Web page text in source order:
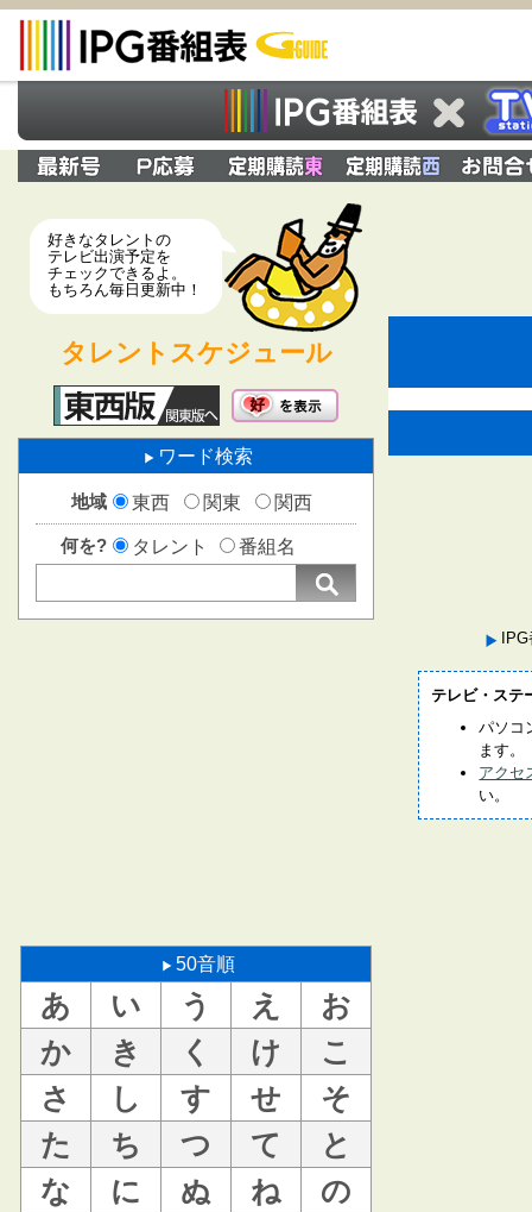
好きなタレントの
テレビ出演予定を
チェックできるよ。
もちろん毎日更新中！
タレントスケジュール
ワード検索
地域 東西 関東 関西
何を? タレント 番組名
50音順
あ い う え
お
か
き く け
こ
さ
し す せ
そ
た
ち つ て
と
な
に ぬ ね
の
テレビ・ステ
パソコ
ます。
アクセ
い。